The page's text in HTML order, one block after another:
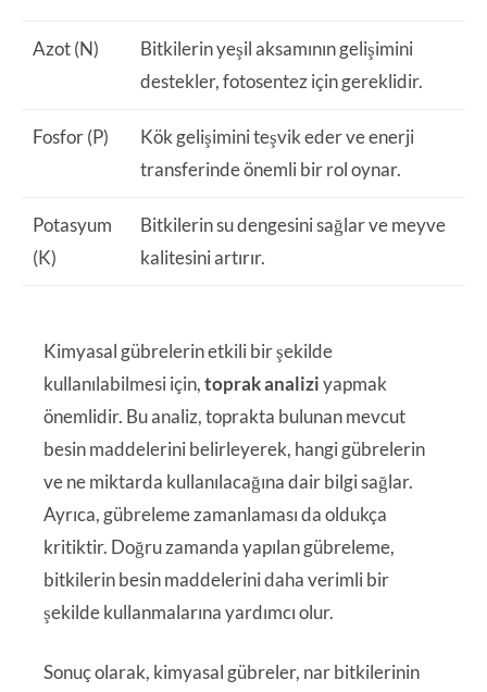
Azot (N)
Bitkilerin yeşil aksamının gelişimini
destekler, fotosentez için gereklidir.
Fosfor (P)
Kök gelişimini teşvik eder ve enerji
transferinde önemli bir rol oynar.
Potasyum
(K)
Bitkilerin su dengesini sağlar ve meyve
kalitesini artırır.
Kimyasal gübrelerin etkili bir şekilde
kullanılabilmesi için,toprak analiziyapmak
önemlidir. Bu analiz, toprakta bulunan mevcut
besin maddelerini belirleyerek, hangi gübrelerin
ve ne miktarda kullanılacağına dair bilgi sağlar.
Ayrıca, gübreleme zamanlaması da oldukça
kritiktir. Doğru zamanda yapılan gübreleme,
bitkilerin besin maddelerini daha verimli bir
şekilde kullanmalarına yardımcı olur.
Sonuç olarak, kimyasal gübreler, nar bitkilerinin